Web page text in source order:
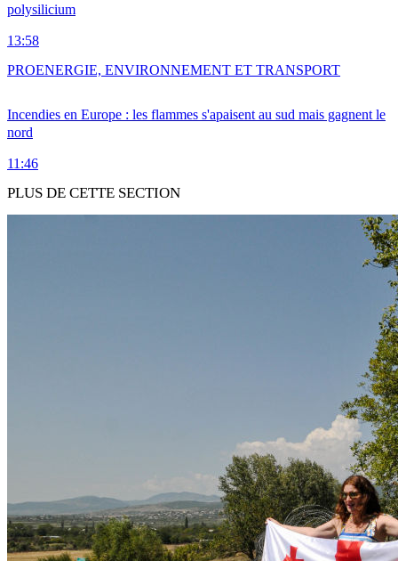
polysilicium
13:58
Incendies en Europe : les flammes s'apaisent au sud mais gagnent le
nord
11:46
PROENERGIE, ENVIRONNEMENT ET TRANSPORT
PLUS DE CETTE SECTION